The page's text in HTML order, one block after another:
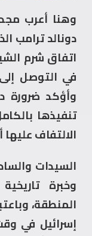
وهنا أعرب
دونالد ترامب
اتفاق شرم
في التوصل
وأؤكد ضرورة
تنفيذها
الالتفاف عليها
السيدات
وخبرة
المنطقة،
إسرائيل في